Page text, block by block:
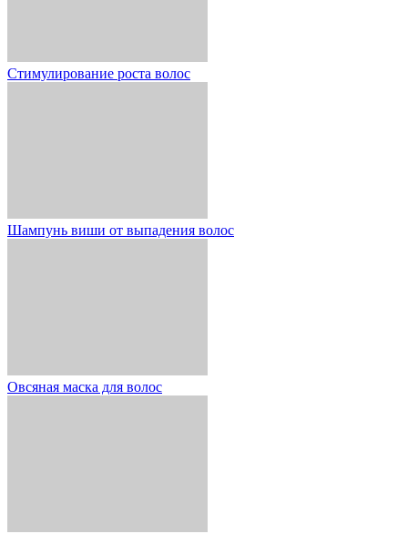
Стимулирование роста волос
Шампунь виши от выпадения волос
Овсяная маска для волос